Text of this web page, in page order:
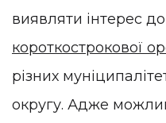
виявляти інтерес
короткострокової
різних
округу. Адже